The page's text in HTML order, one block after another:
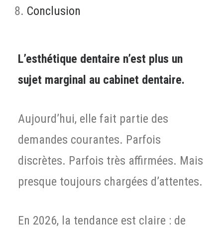
Conclusion
L’esthétique dentaire n’est plus un
sujet marginal au cabinet dentaire.
Aujourd’hui, elle fait partie des
demandes courantes. Parfois
discrètes. Parfois très affirmées. Mais
presque toujours chargées d’attentes.
En 2026, la tendance est claire : de